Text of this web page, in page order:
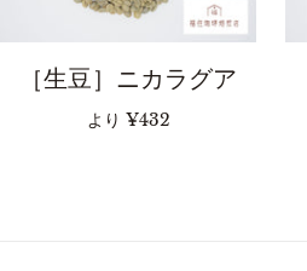
［生豆］ニカラグア
より ¥432